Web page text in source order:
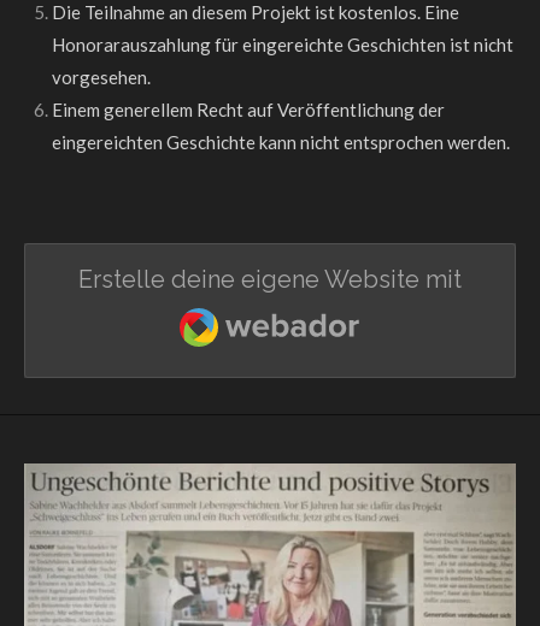
Die Teilnahme an diesem Projekt ist kostenlos. Eine
Honorarauszahlung für eingereichte Geschichten ist nicht
vorgesehen.
Einem generellem Recht auf Veröffentlichung der
eingereichten Geschichte kann nicht entsprochen werden.
Erstelle deine eigene Website mit
Webador